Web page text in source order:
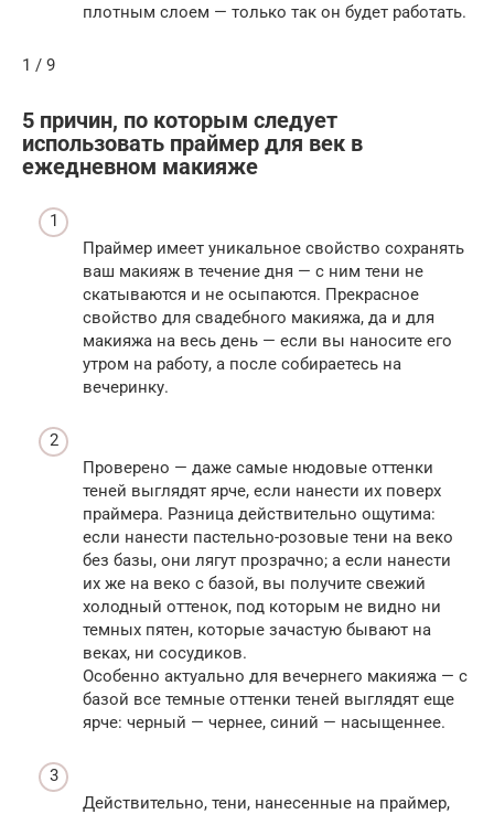
плотным слоем — только так он будет работать.
1 / 9
5 причин, по которым следует
использовать праймер для век в
ежедневном макияже
Праймер имеет уникальное свойство сохранять
ваш макияж в течение дня — с ним тени не
скатываются и не осыпаются. Прекрасное
свойство для свадебного макияжа, да и для
макияжа на весь день — если вы наносите его
утром на работу, а после собираетесь на
вечеринку.
Проверено — даже самые нюдовые оттенки
теней выглядят ярче, если нанести их поверх
праймера. Разница действительно ощутима:
если нанести пастельно-розовые тени на веко
без базы, они лягут прозрачно; а если нанести
их же на веко с базой, вы получите свежий
холодный оттенок, под которым не видно ни
темных пятен, которые зачастую бывают на
веках, ни сосудиков.
Особенно актуально для вечернего макияжа — с
базой все темные оттенки теней выглядят еще
ярче: черный — чернее, синий — насыщеннее.
Действительно, тени, нанесенные на праймер,